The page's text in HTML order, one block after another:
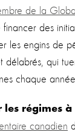
de la
des
les engins de
délabrés, qui
chaque année.
les régimes
canadien